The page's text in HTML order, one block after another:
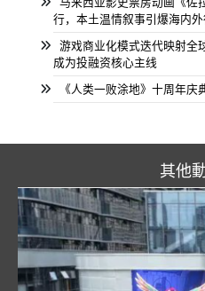
行，本土温情叙事引爆海内
游戏商业化模式迭代映射全
成为投融资核心主线
《人类一败涂地》十周年
其他